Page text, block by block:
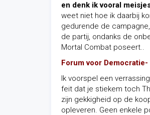
en denk ik vooral
weet niet hoe ik daarbij
gedurende de
de partij, ondanks de
Mortal Combat poseert..
Forum voor
Ik voorspel een
feit dat je stiekem toch
zijn gekkigheid op de
opleveren. Geen enkele